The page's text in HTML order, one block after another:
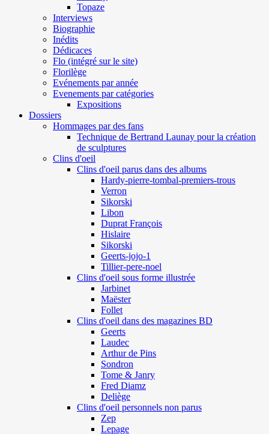
Topaze
Interviews
Biographie
Inédits
Dédicaces
Flo (intégré sur le site)
Florilège
Evénements par année
Evenements par catégories
Expositions
Dossiers
Hommages par des fans
Technique de Bertrand Launay pour la création
de sculptures
Clins d'oeil
Clins d'oeil parus dans des albums
Hardy-pierre-tombal-premiers-trous
Verron
Sikorski
Libon
Duprat François
Hislaire
Sikorski
Geerts-jojo-1
Tillier-pere-noel
Clins d'oeil sous forme illustrée
Jarbinet
Maëster
Follet
Clins d'oeil dans des magazines BD
Geerts
Laudec
Arthur de Pins
Sondron
Tome & Janry
Fred Diamz
Deliège
Clins d'oeil personnels non parus
Zep
Lepage